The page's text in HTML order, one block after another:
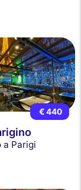
€ 440
a Parigi